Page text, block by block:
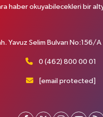
haber okuyabilecekleri bir
Yavuz Selim Bulvarı
0 (462) 800 00 01
[email protected]